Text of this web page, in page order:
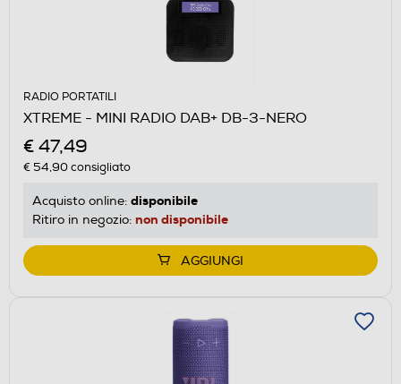
RADIO PORTATILI
XTREME - MINI RADIO DAB+ DB-3-NERO
€ 47,49
€ 54,90consigliato
Acquisto online: disponibile
Ritiro in negozio: non disponibile
AGGIUNGI